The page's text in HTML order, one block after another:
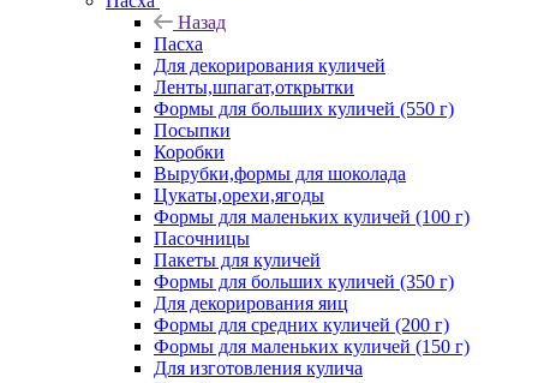
Назад
Пасха
Для декорирования куличей
Ленты,шпагат,открытки
Формы для больших куличей (550 г)
Посыпки
Коробки
Вырубки,формы для шоколада
Цукаты,орехи,ягоды
Формы для маленьких куличей (100 г)
Пасочницы
Пакеты для куличей
Формы для больших куличей (350 г)
Для декорирования яиц
Формы для средних куличей (200 г)
Формы для маленьких куличей (150 г)
Для изготовления кулича